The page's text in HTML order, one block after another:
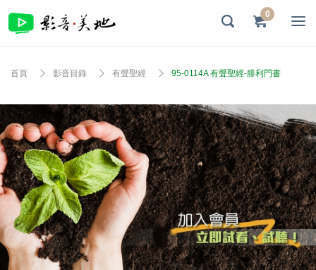
0
首頁 影音目錄 有聲聖經 95-0114A 有聲聖經-腓利門書